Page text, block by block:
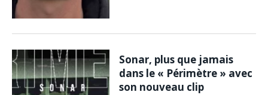
Sonar, plus que jamais
dans le « Périmètre » avec
son nouveau clip